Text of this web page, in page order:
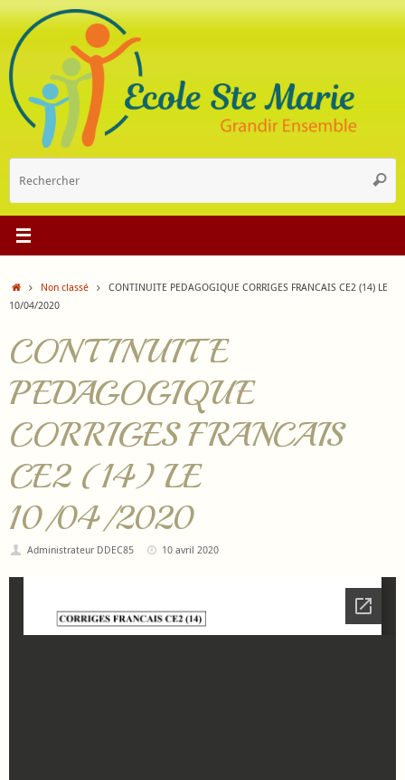
Passer
contenu
:
AccueilNon classé
CONTINUITE PEDAGOGIQUE CORRIGES FRANCAIS CE2 (14) LE
10/04/2020
CONTINUITE
PEDAGOGIQUE
CORRIGES FRANCAIS
CE2 (14) LE
10/04/2020
Administrateur DDEC85 10 avril 2020